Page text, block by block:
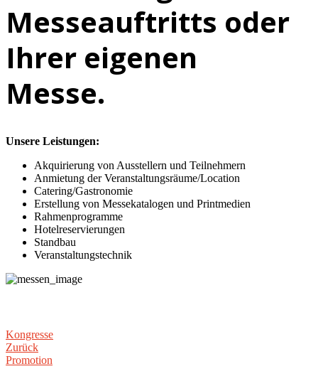
Messeauftritts oder
Ihrer eigenen
Messe.
Unsere Leistungen:
Akquirierung von Ausstellern und Teilnehmern
Anmietung der Veranstaltungsräume/Location
Catering/Gastronomie
Erstellung von Messekatalogen und Printmedien
Rahmenprogramme
Hotelreservierungen
Standbau
Veranstaltungstechnik
Kongresse
Zurück
Promotion